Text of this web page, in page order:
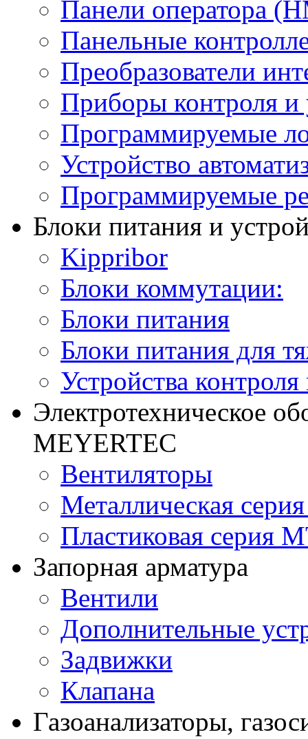
Панели оператора
Панельные
Преобразователи
Приборы контроля и
Программируемые
Устройство
Программируемые
Блоки питания и
Kippribor
Блоки коммутации:
Блоки питания
Блоки питания для
Устройства
Электротехническое
MEYERTEC
Вентиляторы
Металлическая
Пластиковая серия
Запорная арматура
Вентили
Дополнительные
Задвижки
Клапана
Газоанализаторы,